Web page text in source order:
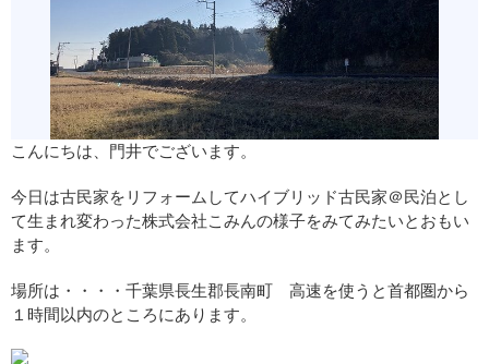
こんにちは、門井でございます。
今日は古民家をリフォームしてハイブリッド古民家＠民泊とし
て生まれ変わった株式会社こみんの様子をみてみたいとおもい
ます。
場所は・・・・千葉県長生郡長南町 高速を使うと首都圏から
１時間以内のところにあります。